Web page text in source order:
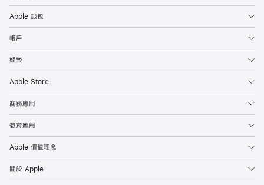
Apple 銀包
帳戶
娛樂
Apple Store
商務應用
教育應用
Apple 價值理念
關於 Apple